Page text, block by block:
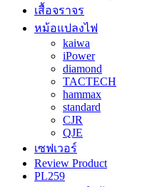
เสื้อจราจร
หม้อแปลงไฟ
kaiwa
iPower
diamond
TACTECH
hammax
standard
CJR
QJE
เซฟเวอร์
Review Product
PL259